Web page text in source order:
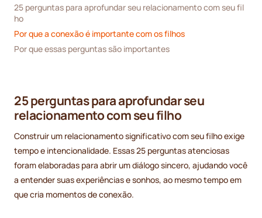
25 perguntas para aprofundar seu relacionamento com seu fil
ho
Por que a conexão é importante com os filhos
Por que essas perguntas são importantes
25 perguntas para aprofundar seu
relacionamento com seu filho
Construir um relacionamento significativo com seu filho exige
tempo e intencionalidade. Essas 25 perguntas atenciosas
foram elaboradas para abrir um diálogo sincero, ajudando você
a entender suas experiências e sonhos, ao mesmo tempo em
que cria momentos de conexão.